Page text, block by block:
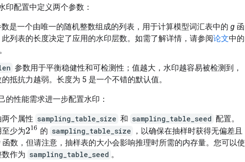
印配置中定义两个参数：
是一个由唯一的随机整数组成的列表，用于计算模型词汇表中的 g 函
列表的长度决定了应用的水印层数。如需了解详情，请参阅论文中的
参数用于平衡稳健性和可检测性；值越大，水印越容易被检测到，
抵抗力越弱。长度为 5 是一个不错的默认值。
的性能需求进一步配置水印：
个属性 sampling_table_size 和 sampling_table_seed 配置。
少为216 的 sampling_table_size
，以确保在抽样时获得无偏差且
函数，但请注意，抽样表的大小会影响推理时所需的内存量。您可以使
作为 sampling_table_seed 。